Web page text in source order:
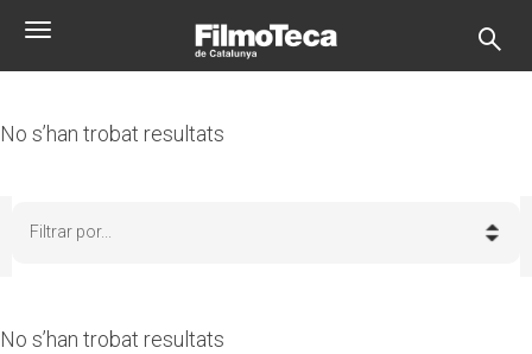
Toggle
No s’han trobat resultats
Filtrar por...
No s’han trobat resultats